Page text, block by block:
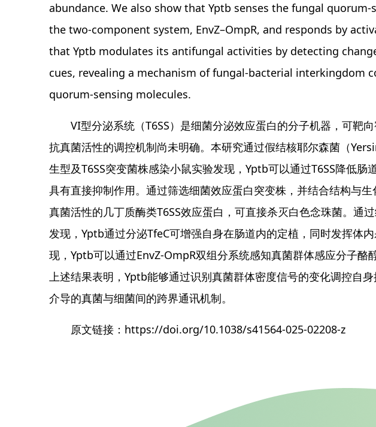
abundance. We also show that Yptb senses the fungal
the two-component system, EnvZ–OmpR, and responds by
that Yptb modulates its antifungal activities by detecting
cues, revealing a mechanism of fungal-bacterial interkingdom
quorum-sensing molecules.
VI型分泌系统（T6SS）是细菌分泌效应蛋白的分子机器，可靶
抗真菌活性的调控机制尚未明确。本研究通过假结核耶尔森菌（
生型及T6SS突变菌株感染小鼠实验发现，Yptb可以通过T6SS降低
具有直接抑制作用。通过筛选细菌效应蛋白突变株，并结合结构与
真菌活性的几丁质酶类T6SS效应蛋白，可直接杀灭白色念珠菌。通
发现，Yptb通过分泌TfeC可增强自身在肠道内的定植，同时发挥体
现，Yptb可以通过EnvZ-OmpR双组分系统感知真菌群体感应分子酪
上述结果表明，Yptb能够通过识别真菌群体密度信号的变化调控自
介导的真菌与细菌间的跨界通讯机制。
原文链接：https://doi.org/10.1038/s41564-025-02208-z